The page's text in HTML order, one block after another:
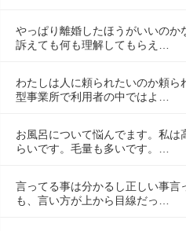
やっぱり離婚したほうがいいのか
訴えても何も理解してもらえ…
わたしは人に頼られたいのか頼ら
型事業所で利用者の中ではよ…
お風呂について悩んでます。私は
らいです。毛量も多いです。…
言ってる事は分かるし正しい事
も、言い方が上から目線だっ…